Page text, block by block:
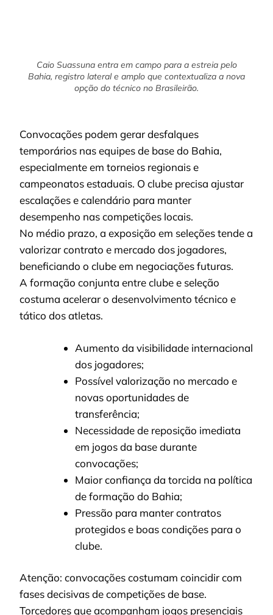
Caio Suassuna entra em campo para a estreia pelo
Bahia, registro lateral e amplo que contextualiza a nova
opção do técnico no Brasileirão.
Convocações podem gerar desfalques
temporários nas equipes de base do Bahia,
especialmente em torneios regionais e
campeonatos estaduais. O clube precisa ajustar
escalações e calendário para manter
desempenho nas competições locais.
No médio prazo, a exposição em seleções tende a
valorizar contrato e mercado dos jogadores,
beneficiando o clube em negociações futuras.
A formação conjunta entre clube e seleção
costuma acelerar o desenvolvimento técnico e
tático dos atletas.
Aumento da visibilidade internacional
dos jogadores;
Possível valorização no mercado e
novas oportunidades de
transferência;
Necessidade de reposição imediata
em jogos da base durante
convocações;
Maior confiança da torcida na política
de formação do Bahia;
Pressão para manter contratos
protegidos e boas condições para o
clube.
Atenção: convocações costumam coincidir com
fases decisivas de competições de base.
Torcedores que acompanham jogos presenciais